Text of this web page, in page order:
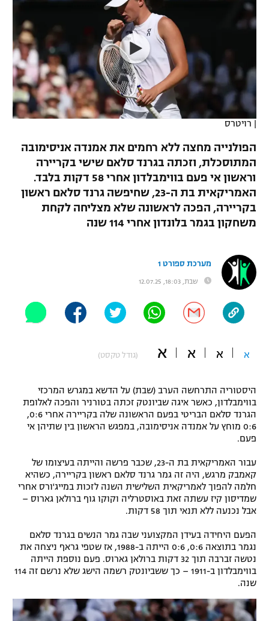
רץ ברשת
תוצאות
לוח שידורים
ברחבה
"מחצית בשכונה" – פודקאסט
משתתפים וזוכים בפרסים
תקנון משתתפים וזוכים בפרסים
תקנון עבור פעילות אלקטרה
תקנון עבור פעילות ספורט 1 – "מרלן"
גיימינג E-Sports
מדיניות פרטיות
רשיון להקרנה פומבית לבית עסק
הצטרפות לחבילת הערוצים
לוח דרושים – ג'ובנט
בית"ר ירושלים
מכבי תל אביב
הפועל חיפה
הפועל באר שבע
מכבי נתניה
ליגה ספרדית
ליגה איטלקית
ליגה צרפתית
ליגה הולנדית
ליגה טורקית
ליגה ברזילאית
ליגות נוספות
כדורסל נשים
הפועל חולון
הפועל ירושלים
דני אבדיה
יורוליג
יורוקאפ
כדוריד
כדורעף
שחייה
ג'ודו
אגרוף
ספורט אולימפי
היאבקות WWE
ספורט מוטורי
כדורמים
בייסבול MLB
ספורט אתגרי ואקסטרים
אומנויות לחימה
גיימינג E-Sports
| רויטרס
הפולנייה מחצה ללא רחמים את אמנדה אניסימובה
המתוסכלת, וזכתה בגרנד סלאם שישי בקריירה
וראשון אי פעם בווימבלדון אחרי 58 דקות בלבד.
האמריקאית בת ה-23, שחיפשה גרנד סלאם ראשון
בקריירה, הפכה לראשונה שלא מצליחה לקחת
משחקון בגמר בלונדון אחרי 114 שנה
מערכת ספורט 1
שבת, 18:03, 12.07.25
א א א א (גודל טקסט)
היסטוריה התרחשה הערב (שבת) על הדשא במגרש המרכזי
בווימבלדון, כאשר איגה שביונטק זכתה בטורניר והפכה לאלופת
הגרנד סלאם הבריטי בפעם הראשונה שלה בקריירה אחרי 0:6,
0:6 מוחץ על אמנדה אניסימובה, במפגש הראשון בין שתיהן אי
פעם.
עבור האמריקאית בת ה-23, שכבר פרשה והייתה בעיצומו של
קאמבק מרגש, היה זה גמר גרנד סלאם ראשון בקריירה, כשהיא
חלמה להפוך לאמריקאית השלישית השנה לזכות במייג'ורס אחרי
שמדיסון קיז עשתה זאת באוסטרליה וקוקו גוף ברולאן גארוס –
אבל נכנעה ללא תנאי תוך 58 דקות.
הפעם היחידה בעידן המקצועני שבה גמר הנשים בגרנד סלאם
נגמר בתוצאה 0:6, 0:6 הייתה ב-1988, אז שטפי גראף ניצחה את
נטשה זברבה תוך 32 דקות ברולאן גארוס. פעם נוספת הייתה
בווימבלדון ב-1911 – כך ששביונטק רשמה הישג שלא נרשם זה 114
שנה.